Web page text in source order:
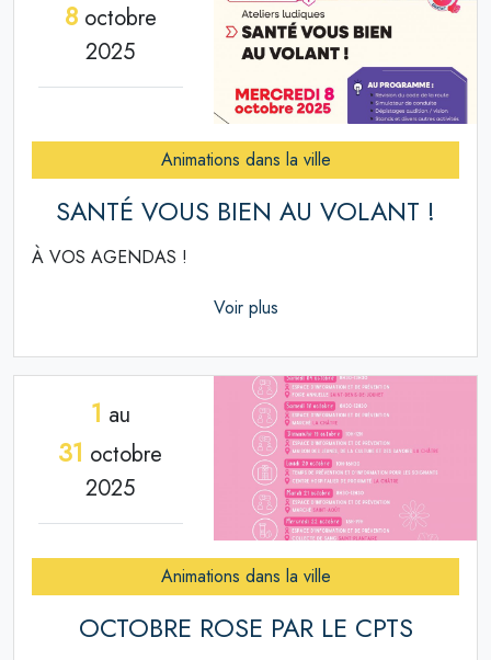
8octobre
2025
Animations dans la ville
SANTÉ VOUS BIEN AU VOLANT !
À VOS AGENDAS !
Voir plus
1 au
31 octobre
2025
Animations dans la ville
OCTOBRE ROSE PAR LE CPTS